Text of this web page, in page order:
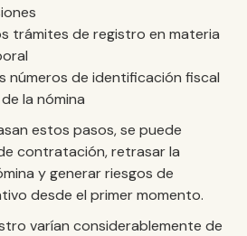
trámites de registro en materia
números de identificación fiscal
la nómina
estos pasos, se puede
contratación, retrasar la
y generar riesgos de
desde el primer momento.
varían considerablemente de